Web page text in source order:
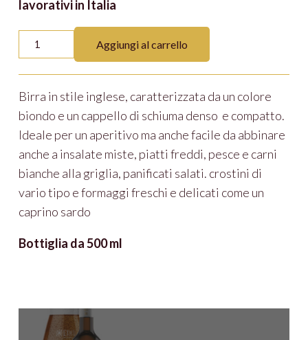
lavorativi in Italia
Golden
Duck
quantità
Aggiungi al carrello
Birra in stile inglese, caratterizzata da un colore
biondo e un cappello di schiuma denso e compatto.
Ideale per un aperitivo ma anche facile da abbinare
anche a insalate miste, piatti freddi, pesce e carni
bianche alla griglia, panificati salati. crostini di
vario tipo e formaggi freschi e delicati come un
caprino sardo
Bottiglia da 500 ml